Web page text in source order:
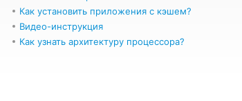
Как установить приложения с кэшем?
Видео-инструкция
Как узнать архитектуру процессора?